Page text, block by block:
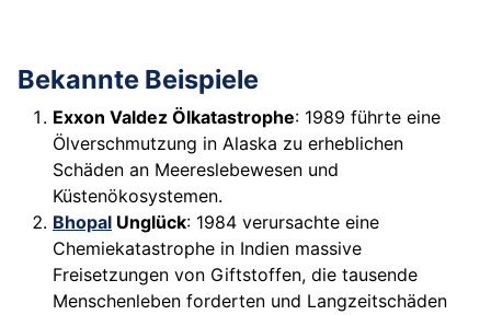
Bekannte Beispiele
Exxon Valdez Ölkatastrophe: 1989 führte eine
Ölverschmutzung in Alaska zu erheblichen
Schäden an Meereslebewesen und
Küstenökosystemen.
Bhopal Unglück: 1984 verursachte eine
Chemiekatastrophe in Indien massive
Freisetzungen von Giftstoffen, die tausende
Menschenleben forderten und Langzeitschäden